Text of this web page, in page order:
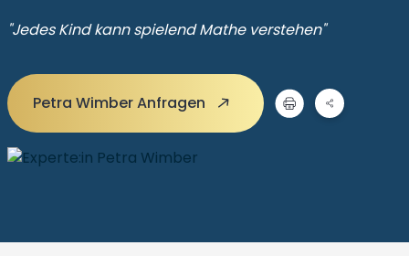
"Jedes Kind kann spielend Mathe verstehen"
Petra Wimber Anfragen